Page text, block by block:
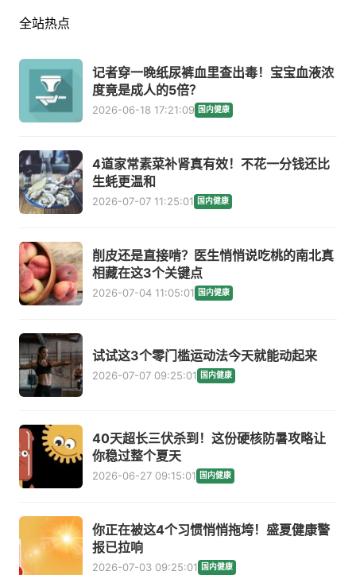
全站热点
记者穿一晚纸尿裤血里查出毒！宝宝血液浓
度竟是成人的5倍？
2026-06-18 17:21:09 国内健康
4道家常素菜补肾真有效！不花一分钱还比
生蚝更温和
2026-07-07 11:25:01 国内健康
削皮还是直接啃？医生悄悄说吃桃的南北真
相藏在这3个关键点
2026-07-04 11:05:01 国内健康
试试这3个零门槛运动法今天就能动起来
2026-07-07 09:25:01 国内健康
40天超长三伏杀到！这份硬核防暑攻略让
你稳过整个夏天
2026-06-27 09:15:01 国内健康
你正在被这4个习惯悄悄拖垮！盛夏健康警
报已拉响
2026-07-03 09:25:01 国内健康